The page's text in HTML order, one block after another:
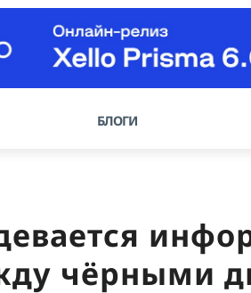
БЛОГИ
чёрными